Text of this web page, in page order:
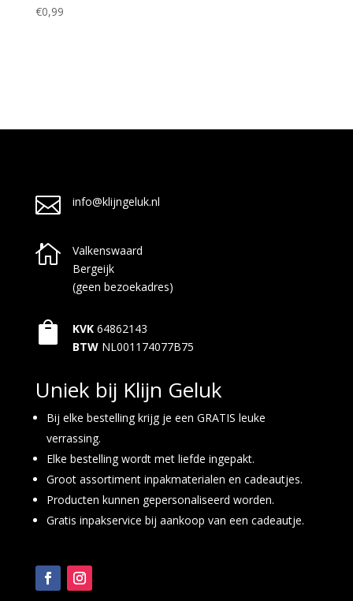
€0,99
 info@klijngeluk.nl

Valkenswaard
Bergeijk
(geen bezoekadres)
 KVK 64862143
BTW NL001174077B75
Uniek bij Klijn Geluk
Bij elke bestelling krijg je een GRATIS leuke
verrassing.
Elke bestelling wordt met liefde ingepakt.
Groot assortiment inpakmaterialen en cadeautjes.
Producten kunnen gepersonaliseerd worden.
Gratis inpakservice bij aankoop van een cadeautje.